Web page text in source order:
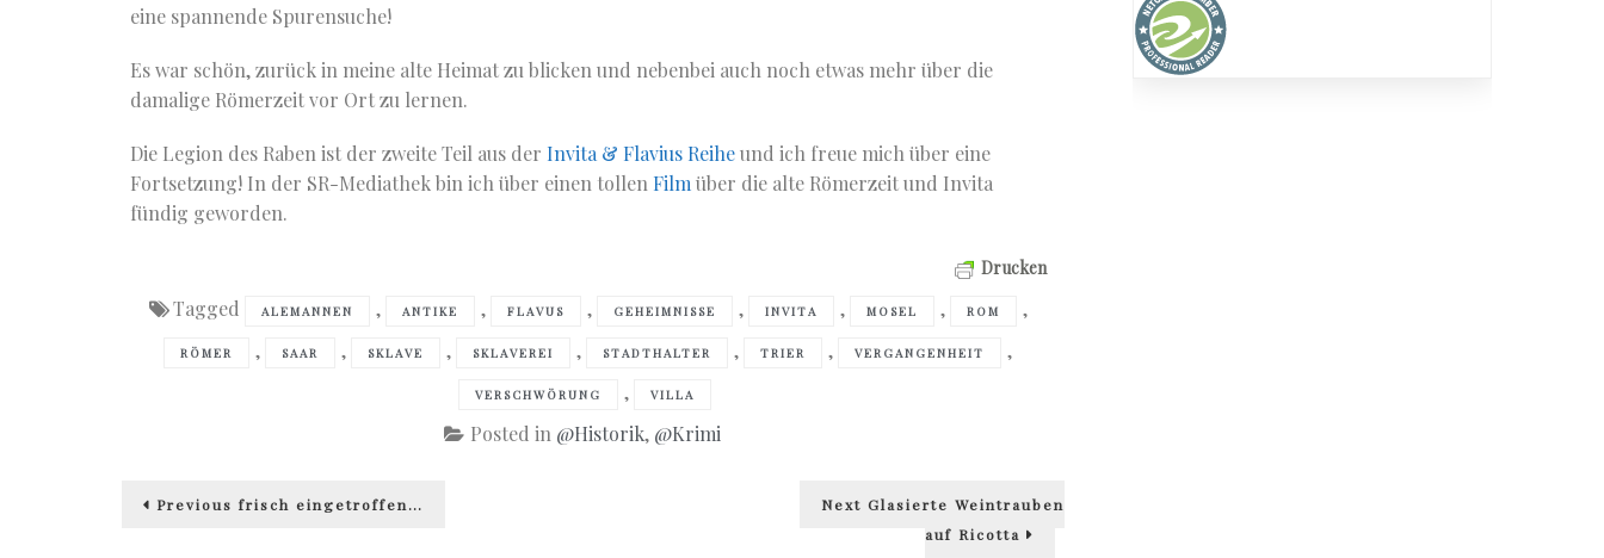
eine spannende Spurensuche!
Es war schön, zurück in meine alte Heimat zu blicken und nebenbei auch noch etwas mehr über die
damalige Römerzeit vor Ort zu lernen.
Die Legion des Raben ist der zweite Teil aus der Invita & Flavius Reiheund ich freue mich über eine
Fortsetzung! In der SR-Mediathek bin ich über einen tollenFilmüber die alte Römerzeit und Invita
fündig geworden.
Drucken
Tagged ALEMANNEN , ANTIKE , FLAVUS , GEHEIMNISSE , INVITA , MOSEL , ROM ,
RÖMER , SAAR , SKLAVE , SKLAVEREI , STADTHALTER , TRIER , VERGANGENHEIT ,
VERSCHWÖRUNG , VILLA
Posted in @Historik, @Krimi
Beitragsnavigation
Previous Previous
frisch eingetroffen… Next Next
Glasierte Weintrauben
auf Ricotta